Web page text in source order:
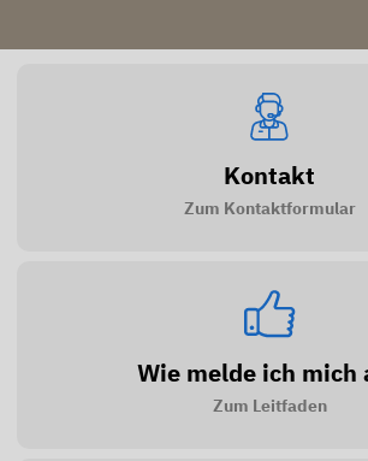
Kontakt
Zum Kontaktformular
Wie melde ich mich
Zum Leitfaden